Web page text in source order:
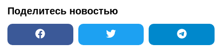
Поделитесь новостью